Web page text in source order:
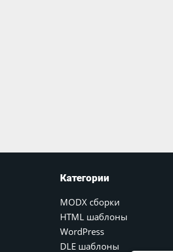
Категории
MODX сборки
HTML шаблоны
WordPress
DLE шаблоны